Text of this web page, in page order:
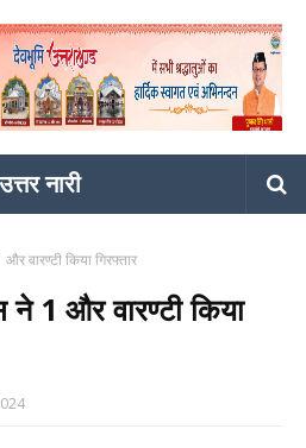
नारी
वारण्टी किया गिरफ्तार
ने 1 और वारण्टी किया